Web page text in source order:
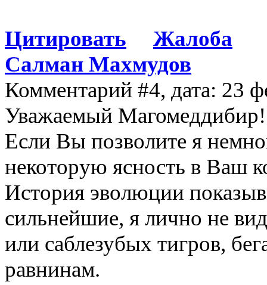
Цитировать
Жалоба
Салман Махмудов
Комментарий #4, дата: 23
Уважаемый Магомеддибир!
Если Вы позволите я
некоторую ясность в Ваш
История эволюции
сильнейшие, я лично не
или саблезубых тигров,
равнинам.